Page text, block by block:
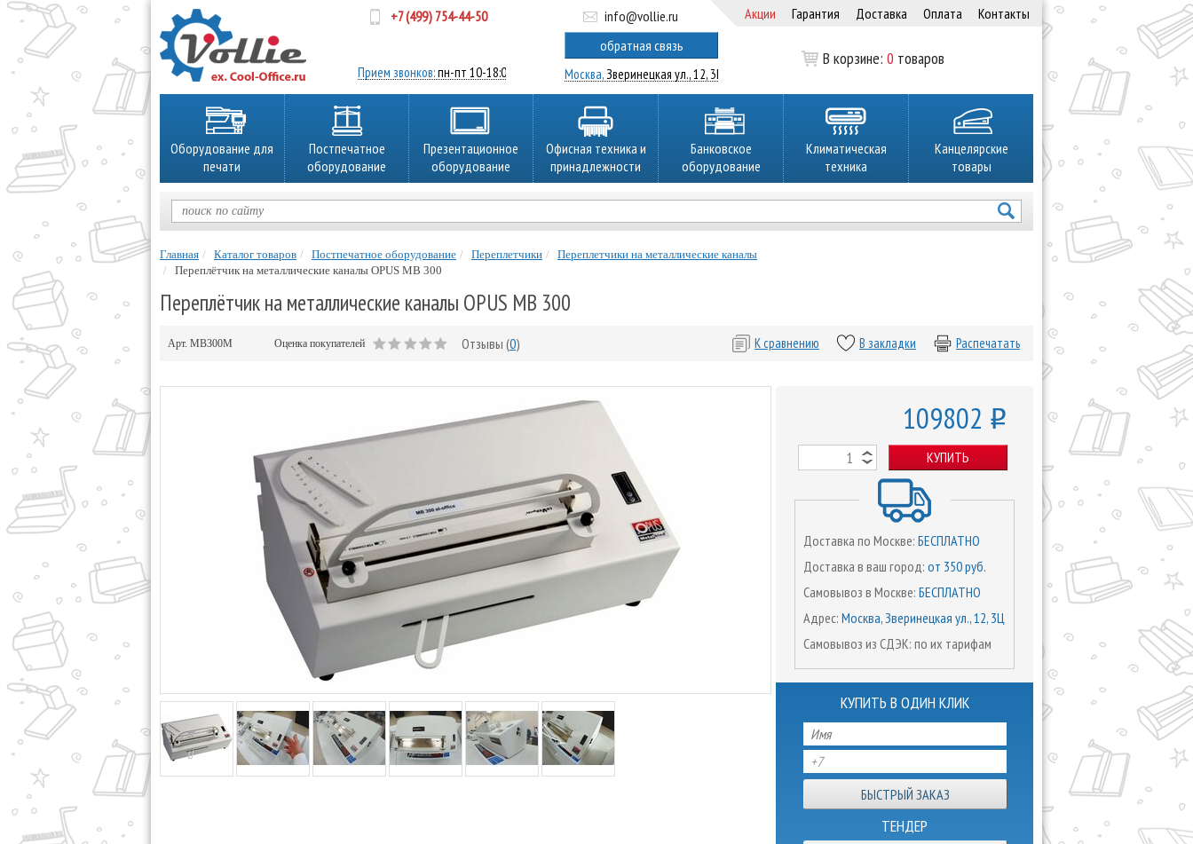
+7 (499) 754-44-50
Прием звонков:пн-пт 10-18:00
info@vollie.ru
обратная связь
Москва,Зверинецкая ул., 12, 3Ц
Акции Гарантия Доставка Оплата Контакты
В корзине:0 товаров
Оборудование для
печати
Постпечатное
оборудование
Презентационное
оборудование
Офисная техника и
принадлежности
Банковское
оборудование
Климатическая
техника
Канцелярские
товары
Главная Каталог товаров Постпечатное оборудование Переплетчики
Переплетчики на металлические каналы
Переплётчик на металлические каналы OPUS MB 300
Переплётчик на металлические каналы OPUS MB 300
Арт. MB300M Оценка покупателей Отзывы (0) Распечатать
В закладки
К сравнению
109802 o
КУПИТЬ
Доставка по Москве: БЕСПЛАТНО
Доставка в ваш город: от 350 руб.
Самовывоз в Москве: БЕСПЛАТНО
Адрес: Москва, Зверинецкая ул., 12, 3Ц
Самовывоз из СДЭК: по их тарифам
КУПИТЬ В ОДИН КЛИК
ТЕНДЕР